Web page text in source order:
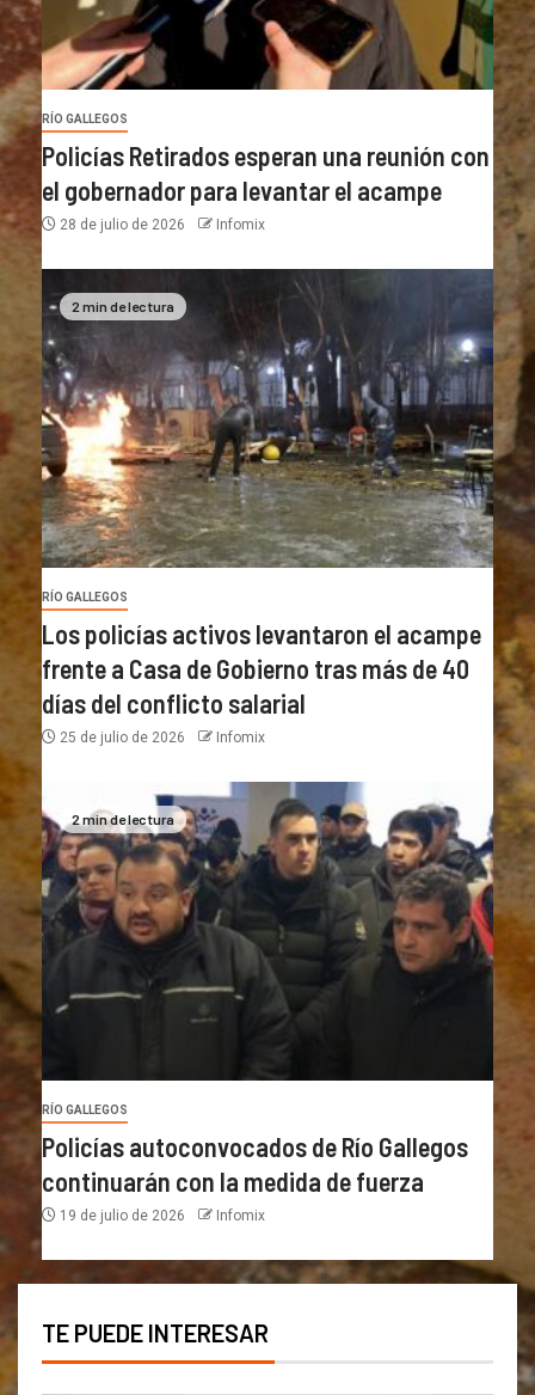
RÍO GALLEGOS
Policías Retirados esperan una reunión con
el gobernador para levantar el acampe
28 de julio de 2026 Infomix
2 min de lectura
RÍO GALLEGOS
Los policías activos levantaron el acampe
frente a Casa de Gobierno tras más de 40
días del conflicto salarial
25 de julio de 2026 Infomix
2 min de lectura
RÍO GALLEGOS
Policías autoconvocados de Río Gallegos
continuarán con la medida de fuerza
19 de julio de 2026 Infomix
TE PUEDE INTERESAR